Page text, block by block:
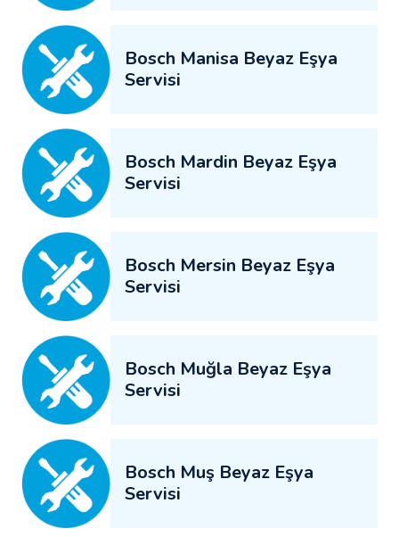
Bosch Manisa Beyaz Eşya
Servisi
Bosch Mardin Beyaz Eşya
Servisi
Bosch Mersin Beyaz Eşya
Servisi
Bosch Muğla Beyaz Eşya
Servisi
Bosch Muş Beyaz Eşya
Servisi